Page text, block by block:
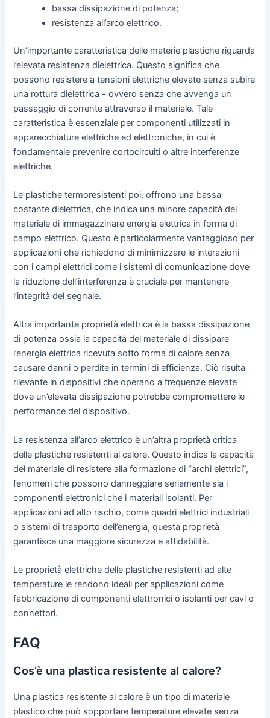
bassa dissipazione di potenza;
resistenza all’arco elettrico.
Un’importante caratteristica delle materie plastiche riguarda
l’elevata resistenza dielettrica. Questo significa che
possono resistere a tensioni elettriche elevate senza subire
una rottura dielettrica - ovvero senza che avvenga un
passaggio di corrente attraverso il materiale. Tale
caratteristica è essenziale per componenti utilizzati in
apparecchiature elettriche ed elettroniche, in cui è
fondamentale prevenire cortocircuiti o altre interferenze
elettriche.
Le plastiche termoresistenti poi, offrono una bassa
costante dielettrica, che indica una minore capacità del
materiale di immagazzinare energia elettrica in forma di
campo elettrico. Questo è particolarmente vantaggioso per
applicazioni che richiedono di minimizzare le interazioni
con i campi elettrici come i sistemi di comunicazione dove
la riduzione dell’interferenza è cruciale per mantenere
l’integrità del segnale.
Altra importante proprietà elettrica è la bassa dissipazione
di potenza ossia la capacità del materiale di dissipare
l’energia elettrica ricevuta sotto forma di calore senza
causare danni o perdite in termini di efficienza. Ciò risulta
rilevante in dispositivi che operano a frequenze elevate
dove un’elevata dissipazione potrebbe compromettere le
performance del dispositivo.
La resistenza all’arco elettrico è un’altra proprietà critica
delle plastiche resistenti al calore. Questo indica la capacità
del materiale di resistere alla formazione di “archi elettrici”,
fenomeni che possono danneggiare seriamente sia i
componenti elettronici che i materiali isolanti. Per
applicazioni ad alto rischio, come quadri elettrici industriali
o sistemi di trasporto dell’energia, questa proprietà
garantisce una maggiore sicurezza e affidabilità.
Le proprietà elettriche delle plastiche resistenti ad alte
temperature le rendono ideali per applicazioni come
fabbricazione di componenti elettronici o isolanti per cavi o
connettori.
FAQ
Cos’è una plastica resistente al calore?
Una plastica resistente al calore è un tipo di materiale
plastico che può sopportare temperature elevate senza